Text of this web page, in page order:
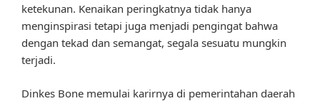
ketekunan. Kenaikan peringkatnya tidak hanya
menginspirasi tetapi juga menjadi pengingat bahwa
dengan tekad dan semangat, segala sesuatu mungkin
terjadi.
Dinkes Bone memulai karirnya di pemerintahan daerah